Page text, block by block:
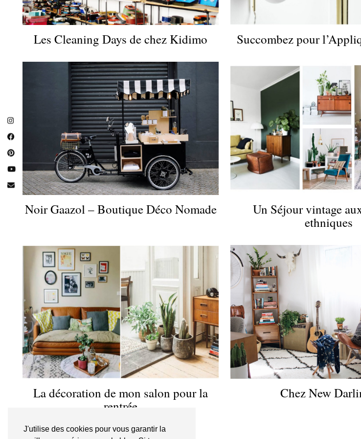
J'utilise des cookies pour vous garantir la
Les Cleaning Days de chez Kidimo Succombez pour
Noir Gaazol – Boutique Déco Nomade
Un Séjour vintage
ethniques
La décoration de mon salon pour la
rentrée
Chez New